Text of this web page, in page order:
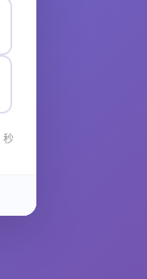
秒